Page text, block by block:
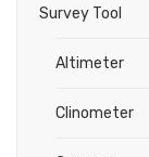
Survey Tool
Altimeter
Clinometer